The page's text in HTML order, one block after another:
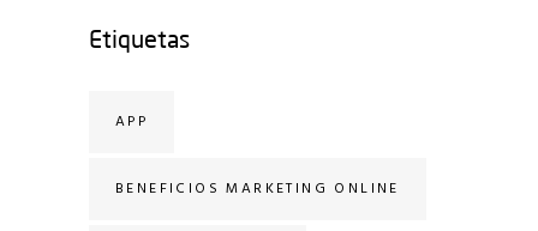
Etiquetas
APP
BENEFICIOS MARKETING ONLINE